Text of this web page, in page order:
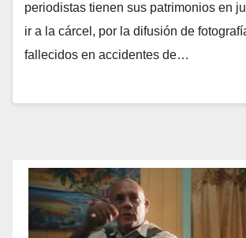
periodistas tienen sus patrimonios en
ir a la cárcel, por la difusión de
fallecidos en accidentes de…